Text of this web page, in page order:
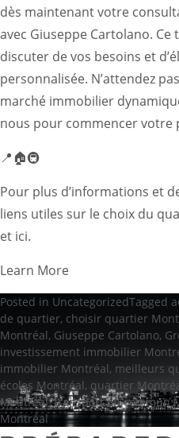
dès maintenant votre
avec Giuseppe Cartolano.
discuter de vos besoins et
personnalisée. N’attendez
marché immobilier
nous pour commencer votre
📍🏠🚇
Pour plus d’informations et
liens utiles sur le choix du
et ici.
Learn More
Posted in UncategorizedTagged
de quartier, choisir quartier
Montréal, Giuseppe Cartolano,
investissement immobilier
immobilier Montréal, meilleurs
écoles Montréal, quartier
Montréal,transport en commun
Montréal